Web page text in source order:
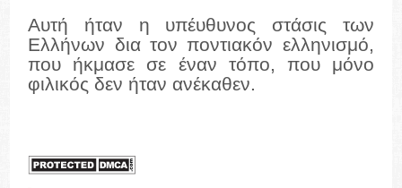
Αυτή ήταν η υπέυθυνος στάσις των
Ελλήνων δια τον ποντιακόν ελληνισμό,
που ήκμασε σε έναν τόπο, που μόνο
φιλικός δεν ήταν ανέκαθεν.